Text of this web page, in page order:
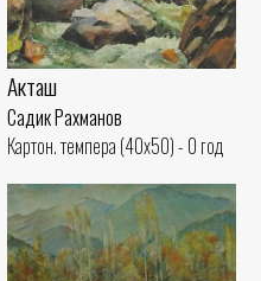
Акташ
Садик Рахманов
Картон. темпера (40x50) - 0 год